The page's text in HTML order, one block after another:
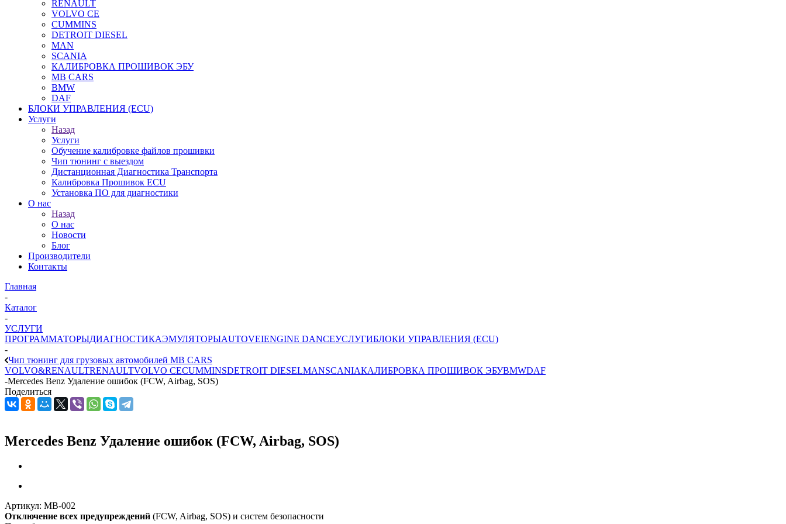
RENAULT
VOLVO CE
CUMMINS
DETROIT DIESEL
MAN
SCANIA
КАЛИБРОВКА ПРОШИВОК ЭБУ
MB CARS
BMW
DAF
БЛОКИ УПРАВЛЕНИЯ (ECU)
Услуги
Назад
Услуги
Обучение калибровке файлов прошивки
Чип тюнинг с выездом
Дистанционная Диагностика Транспорта
Калибровка Прошивок ECU
Установка ПО для диагностики
О нас
Назад
О нас
Новости
Блог
Производители
Контакты
Главная
-
Каталог
-
УСЛУГИ
ПРОГРАММАТОРЫДИАГНОСТИКАЭМУЛЯТОРЫAUTOVEIENGINE DANCEУСЛУГИБЛОКИ УПРАВЛЕНИЯ (ECU)
-
Чип тюнинг для грузовых автомобилей MB CARS
VOLVO&RENAULTRENAULTVOLVO CECUMMINSDETROIT DIESELMANSCANIAКАЛИБРОВКА ПРОШИВОК ЭБУBMWDAF
-Mercedes Benz Удаление ошибок (FCW, Airbag, SOS)
Поделиться
Mercedes Benz Удаление ошибок (FCW, Airbag, SOS)
Артикул: MB-002
Отключение всех предупреждений (FCW, Airbag, SOS) и систем безопасности